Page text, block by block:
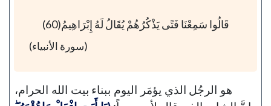
قَالُوا سَمِعْنَا فَتًى يَذْكُرُهُمْ يُقَالُ لَهُ إِبْرَاهِيمُ(60)
(سورة الأنبياء)
هو الرجُل الذي يؤمَر اليوم ببناء بيت الله الحرام،